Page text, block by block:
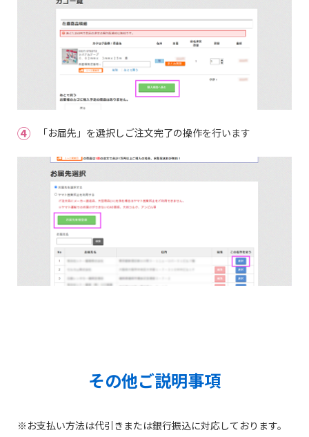
④ 「お届先」を選択しご注文完了の操作を行います
その他ご説明事項
※お支払い方法は代引きまたは銀行振込に対応しております。